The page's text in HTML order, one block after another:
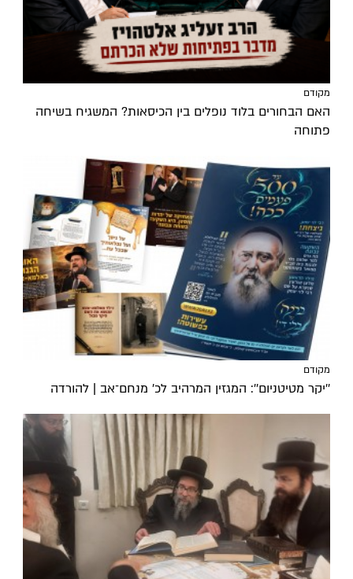
מקודם
האם הבחורים בלוד נופלים בין הכיסאות? המשגיח בשיחה
פתוחה
מקודם
''יקר מטיטניום'': המגזין המרהיב לכ’ מנחם־אב | להורדה